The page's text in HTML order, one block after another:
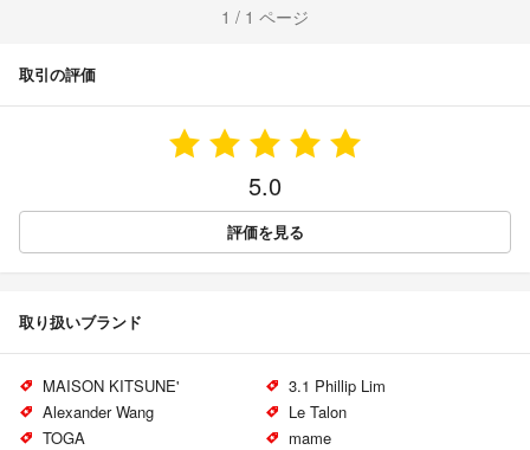
1 / 1 ページ
取引の評価
5.0
評価を見る
取り扱いブランド
MAISON KITSUNE'
3.1 Phillip Lim
Alexander Wang
Le Talon
TOGA
mame